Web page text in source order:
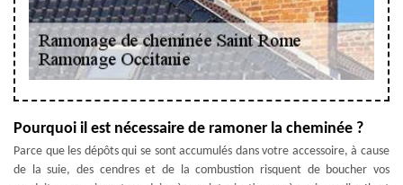
Pourquoi il est nécessaire de ramoner la cheminée ?
Parce que les dépôts qui se sont accumulés dans votre accessoire, à cause
de la suie, des cendres et de la combustion risquent de boucher vos